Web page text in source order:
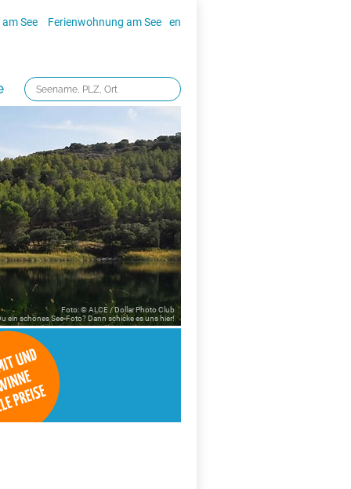
See Ferienwohnung am See en
Foto: © ALCE / Dollar Photo Club
ein schönes See-Foto? Dann schicke es uns hier!